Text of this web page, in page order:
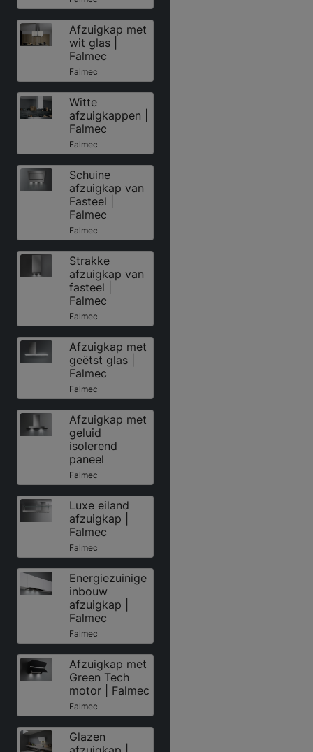
Afzuigkap met
wit glas |
Falmec
Falmec
Witte
afzuigkappen |
Falmec
Falmec
Schuine
afzuigkap van
Fasteel |
Falmec
Falmec
Strakke
afzuigkap van
fasteel |
Falmec
Falmec
Afzuigkap met
geëtst glas |
Falmec
Falmec
Afzuigkap met
geluid
isolerend
paneel
Falmec
Luxe eiland
afzuigkap |
Falmec
Falmec
Energiezuinige
inbouw
afzuigkap |
Falmec
Falmec
Afzuigkap met
Green Tech
motor | Falmec
Falmec
Glazen